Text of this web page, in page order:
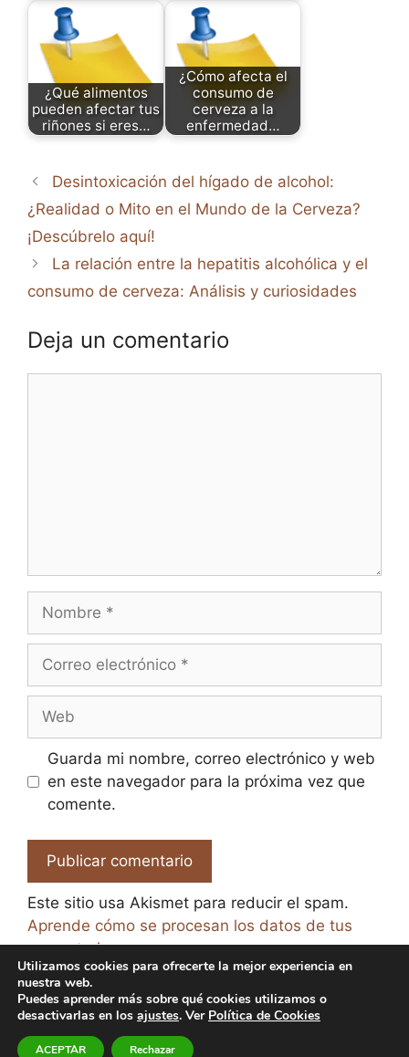
¿Qué alimentos
pueden afectar tus
riñones si eres…
¿Cómo afecta el
consumo de
cerveza a la
enfermedad…
Desintoxicación del hígado de alcohol:
¿Realidad o Mito en el Mundo de la Cerveza?
¡Descúbrelo aquí!
La relación entre la hepatitis alcohólica y el
consumo de cerveza: Análisis y curiosidades
Deja un comentario
Nombre
Correo
Web
Guarda mi nombre, correo electrónico y web
en este navegador para la próxima vez que
comente.
Este sitio usa Akismet para reducir el spam.
Aprende cómo se procesan los datos de tus
comentarios.
© 2026 El Paraíso de la Cerveza -
Utilizamos cookies para ofrecerte la mejor experiencia en
nuestra web.
Puedes aprender más sobre qué cookies utilizamos o
desactivarlas en los ajustes. Ver Política de Cookies
ACEPTAR Rechazar